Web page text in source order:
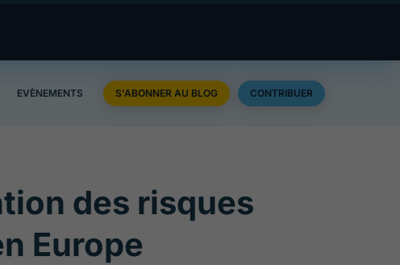
EVÈNEMENTS S'ABONNER AU BLOG CONTRIBUER
des risques
Europe